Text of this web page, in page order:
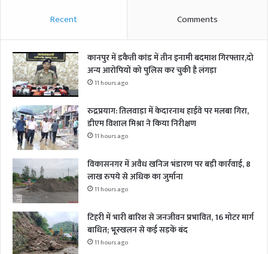
Recent Comments
कानपुर में डकैती कांड में तीन इनामी बदमाश गिरफ्तार,दो
अन्य आरोपियों को पुलिस कर चुकी है लंगड़ा
11 hours ago
रुद्रप्रयाग: तिलवाड़ा में केदारनाथ हाईवे पर मलबा गिरा,
डीएम विशाल मिश्रा ने किया निरीक्षण
11 hours ago
विकासनगर में अवैध खनिज भंडारण पर बड़ी कार्रवाई, 8
लाख रुपये से अधिक का जुर्माना
11 hours ago
टिहरी में भारी बारिश से जनजीवन प्रभावित, 16 मोटर मार्ग
बाधित; भूस्खलन से कई सड़कें बंद
11 hours ago